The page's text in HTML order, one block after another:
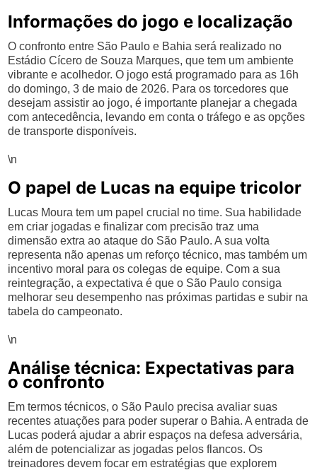
Informações do jogo e localização
O confronto entre São Paulo e Bahia será realizado no
Estádio Cícero de Souza Marques, que tem um ambiente
vibrante e acolhedor. O jogo está programado para as 16h
do domingo, 3 de maio de 2026. Para os torcedores que
desejam assistir ao jogo, é importante planejar a chegada
com antecedência, levando em conta o tráfego e as opções
de transporte disponíveis.
\n
O papel de Lucas na equipe tricolor
Lucas Moura tem um papel crucial no time. Sua habilidade
em criar jogadas e finalizar com precisão traz uma
dimensão extra ao ataque do São Paulo. A sua volta
representa não apenas um reforço técnico, mas também um
incentivo moral para os colegas de equipe. Com a sua
reintegração, a expectativa é que o São Paulo consiga
melhorar seu desempenho nas próximas partidas e subir na
tabela do campeonato.
\n
Análise técnica: Expectativas para
o confronto
Em termos técnicos, o São Paulo precisa avaliar suas
recentes atuações para poder superar o Bahia. A entrada de
Lucas poderá ajudar a abrir espaços na defesa adversária,
além de potencializar as jogadas pelos flancos. Os
treinadores devem focar em estratégias que explorem